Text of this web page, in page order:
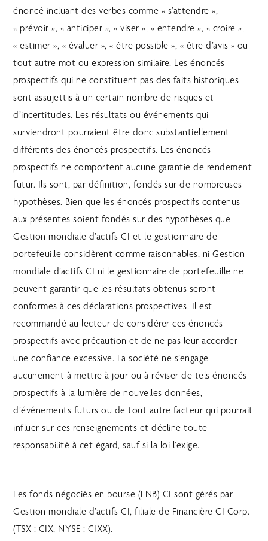
énoncé incluant des verbes comme « s’attendre »,
« prévoir », « anticiper », « viser », « entendre », « croire »,
« estimer », « évaluer », « être possible », « être d’avis » ou
tout autre mot ou expression similaire. Les énoncés
prospectifs qui ne constituent pas des faits historiques
sont assujettis à un certain nombre de risques et
d’incertitudes. Les résultats ou événements qui
surviendront pourraient être donc substantiellement
différents des énoncés prospectifs. Les énoncés
prospectifs ne comportent aucune garantie de rendement
futur. Ils sont, par définition, fondés sur de nombreuses
hypothèses. Bien que les énoncés prospectifs contenus
aux présentes soient fondés sur des hypothèses que
Gestion mondiale d’actifs CI et le gestionnaire de
portefeuille considèrent comme raisonnables, ni Gestion
mondiale d’actifs CI ni le gestionnaire de portefeuille ne
peuvent garantir que les résultats obtenus seront
conformes à ces déclarations prospectives. Il est
recommandé au lecteur de considérer ces énoncés
prospectifs avec précaution et de ne pas leur accorder
une confiance excessive. La société ne s’engage
aucunement à mettre à jour ou à réviser de tels énoncés
prospectifs à la lumière de nouvelles données,
d’événements futurs ou de tout autre facteur qui pourrait
influer sur ces renseignements et décline toute
responsabilité à cet égard, sauf si la loi l’exige.
Les fonds négociés en bourse (FNB) CI sont gérés par
Gestion mondiale d’actifs CI, filiale de Financière CI Corp.
(TSX : CIX, NYSE : CIXX).